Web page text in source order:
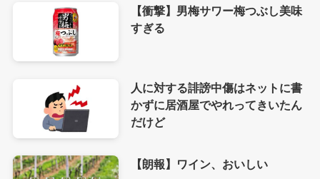
【衝撃】男梅サワー梅つぶし美味
すぎる
人に対する誹謗中傷はネットに書
かずに居酒屋でやれってきいたん
だけど
【朗報】ワイン、おいしい